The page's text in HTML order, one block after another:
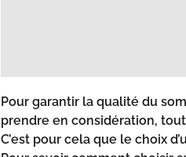
Pour garantir la qualité du
prendre en considération,
C’est pour cela que le choix